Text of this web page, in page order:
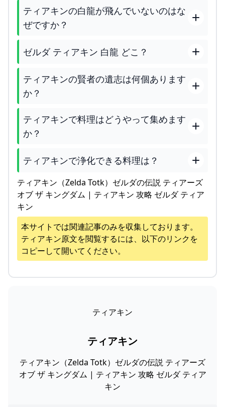
ティアキンの白龍が飛んでいないのはな
ぜですか？
ゼルダ ティアキン 白龍 どこ？
ティアキンの賢者の遺志は何個あります
か？
ティアキンで料理はどうやって集めます
か？
ティアキンで浄化できる料理は？
ティアキン（Zelda Totk）ゼルダの伝説 ティアーズ
オブ ザ キングダム | ティアキン 攻略 ゼルダ ティア
キン
本サイトでは関連記事のみを収集しております。
ティアキン原文を閲覧するには、以下のリンクを
コピーして開いてください。
ティアキン
ティアキン
ティアキン（Zelda Totk）ゼルダの伝説 ティアーズ
オブ ザ キングダム | ティアキン 攻略 ゼルダ ティア
キン